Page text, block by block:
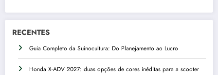
RECENTES
Guia Completo da Suinocultura: Do Planejamento ao Lucro
Honda X-ADV 2027: duas opções de cores inéditas para a scooter